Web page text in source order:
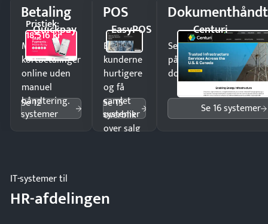
Betaling
Quickpay
Pristjek:
18.516 kr
Modtag
kortbetalinger
online uden
manuel
håndtering.
Se 12
systemer
POS
EasyPOS
Ekspedér
kunderne
hurtigere
og få
samlet
overblik
over salg
Se 15
systemer
Centuri
Send kontrakter til
på minutter og mist
dokumenter.
Se 16 systemer
IT-systemer til
HR-afdelingen